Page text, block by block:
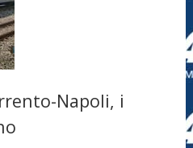
Napoli, i